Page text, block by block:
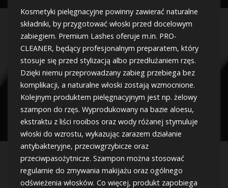
Kosmetyki pielęgnacyjne powinny zawierać naturalne
składniki, by przygotować włoski przed docelowym
zabiegiem. Premium Lashes oferuje m.in. PRO-
CLEANER, będący profesjonalnym preparatem, który
stosuje się przed stylizacją albo przedłużaniem rzęs.
Dzięki niemu przeprowadzany zabieg przebiega bez
komplikacji, a naturalne włoski zostają wzmocnione.
Kolejnym produktem pielęgnacyjnym jest np. żelowy
szampon do rzęs. Wyprodukowany na bazie aloesu,
ekstraktu z liści rooibos oraz wody różanej stymuluje
włoski do wzrostu, wykazując zarazem działanie
antybakteryjne, przeciwgrzybicze oraz
przeciwpasożytnicze. Szampon można stosować
regularnie do zmywania makijażu oraz ogólnego
odświeżenia włosków. Co więcej, produkt zapobiega